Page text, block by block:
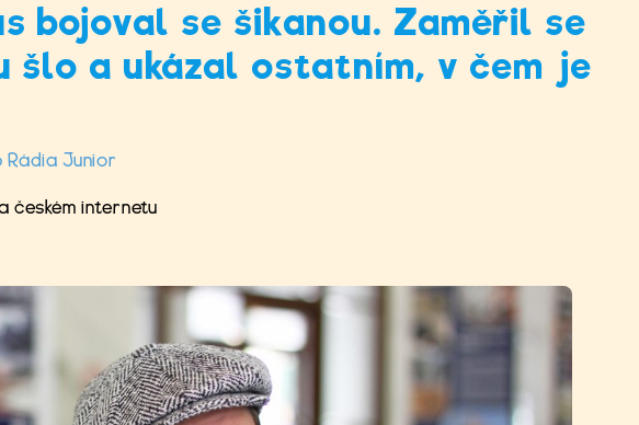
bojoval se šikanou. Zaměřil se
šlo a ukázal ostatním, v čem je
Rádia Junior
českém internetu